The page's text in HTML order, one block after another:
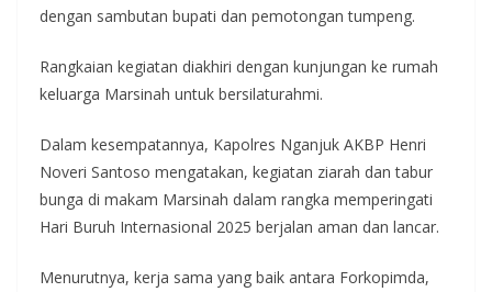
dengan sambutan bupati dan pemotongan tumpeng.
Rangkaian kegiatan diakhiri dengan kunjungan ke rumah
keluarga Marsinah untuk bersilaturahmi.
Dalam kesempatannya, Kapolres Nganjuk AKBP Henri
Noveri Santoso mengatakan, kegiatan ziarah dan tabur
bunga di makam Marsinah dalam rangka memperingati
Hari Buruh Internasional 2025 berjalan aman dan lancar.
Menurutnya, kerja sama yang baik antara Forkopimda,